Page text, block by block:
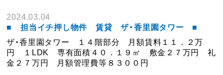
2024.03.04
■ 担当イチ押し物件 賃貸 ザ・香里園タワー ■
ザ・香里園タワー １４階部分 月額賃料１１．２万
円 １LDK 専有面積４０．１９㎡ 敷金２７万円 礼
金２７万円 月額管理費等８３００円